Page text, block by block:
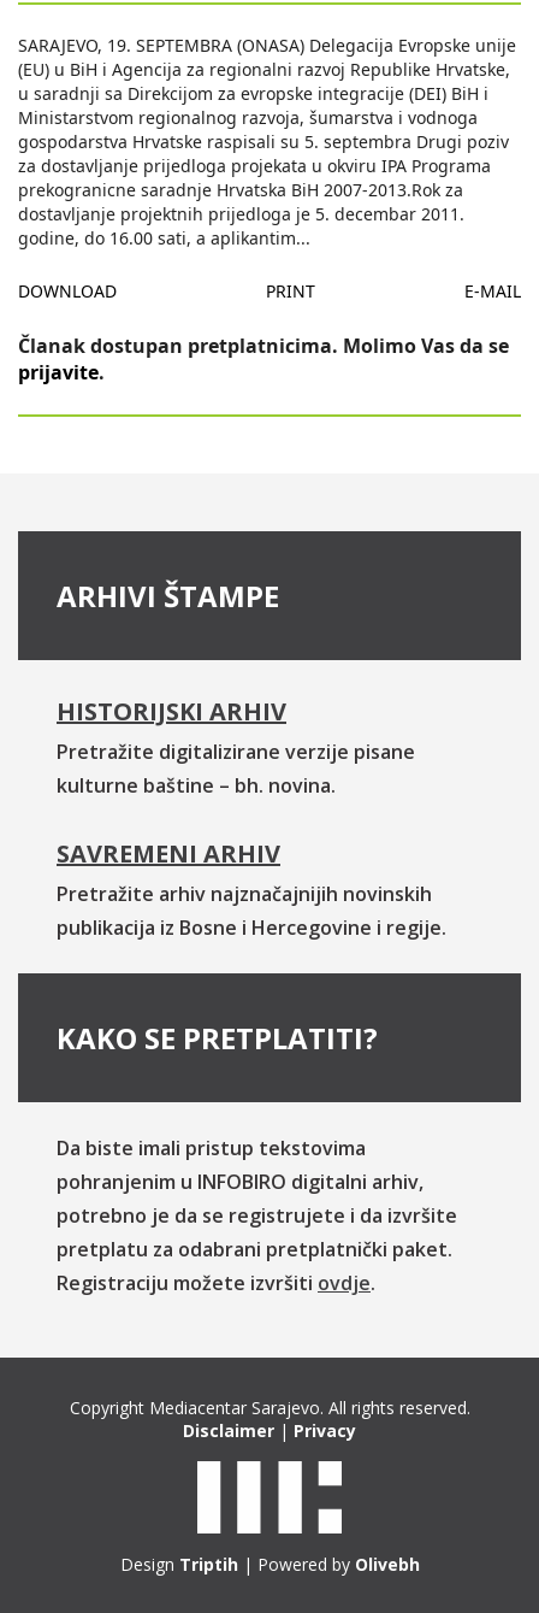
SARAJEVO, 19. SEPTEMBRA (ONASA) Delegacija Evropske unije
(EU) u BiH i Agencija za regionalni razvoj Republike Hrvatske,
u saradnji sa Direkcijom za evropske integracije (DEI) BiH i
Ministarstvom regionalnog razvoja, šumarstva i vodnoga
gospodarstva Hrvatske raspisali su 5. septembra Drugi poziv
za dostavljanje prijedloga projekata u okviru IPA Programa
prekogranicne saradnje Hrvatska BiH 2007-2013.Rok za
dostavljanje projektnih prijedloga je 5. decembar 2011.
godine, do 16.00 sati, a aplikantim...
DOWNLOAD PRINT E-MAIL
Članak dostupan pretplatnicima. Molimo Vas da se
prijavite.
ARHIVI ŠTAMPE
HISTORIJSKI ARHIV
Pretražite digitalizirane verzije pisane
kulturne baštine – bh. novina.
SAVREMENI ARHIV
Pretražite arhiv najznačajnijih novinskih
publikacija iz Bosne i Hercegovine i regije.
KAKO SE PRETPLATITI?
Da biste imali pristup tekstovima
pohranjenim u INFOBIRO digitalni arhiv,
potrebno je da se registrujete i da izvršite
pretplatu za odabrani pretplatnički paket.
Registraciju možete izvršiti ovdje.
Copyright Mediacentar Sarajevo. All rights reserved.
Disclaimer | Privacy
Design Triptih| Powered by Olivebh